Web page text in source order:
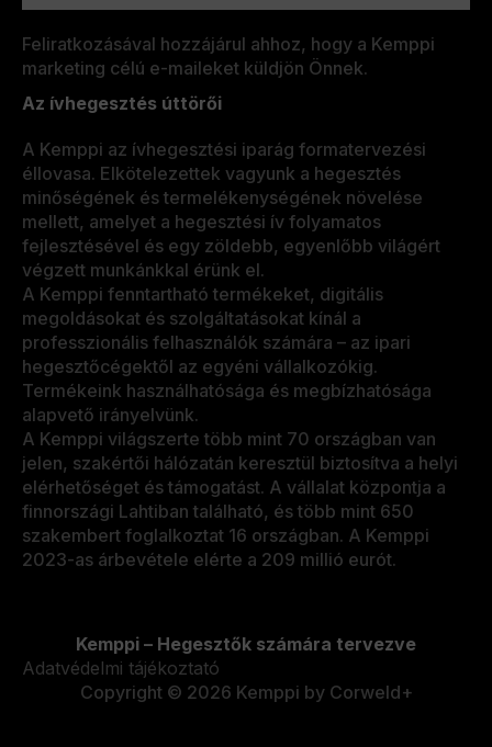
Feliratkozásával hozzájárul ahhoz, hogy a Kemppi
marketing célú e-maileket küldjön Önnek.
Az ívhegesztés úttörői
A Kemppi az ívhegesztési iparág formatervezési
éllovasa. Elkötelezettek vagyunk a hegesztés
minőségének és termelékenységének növelése
mellett, amelyet a hegesztési ív folyamatos
fejlesztésével és egy zöldebb, egyenlőbb világért
végzett munkánkkal érünk el.
A Kemppi fenntartható termékeket, digitális
megoldásokat és szolgáltatásokat kínál a
professzionális felhasználók számára – az ipari
hegesztőcégektől az egyéni vállalkozókig.
Termékeink használhatósága és megbízhatósága
alapvető irányelvünk.
A Kemppi világszerte több mint 70 országban van
jelen, szakértői hálózatán keresztül biztosítva a helyi
elérhetőséget és támogatást. A vállalat központja a
finnországi Lahtiban található, és több mint 650
szakembert foglalkoztat 16 országban. A Kemppi
2023-as árbevétele elérte a 209 millió eurót.
Copyright © 2026 Kemppi by Corweld+
Kemppi – Hegesztők számára tervezve
Adatvédelmi tájékoztató